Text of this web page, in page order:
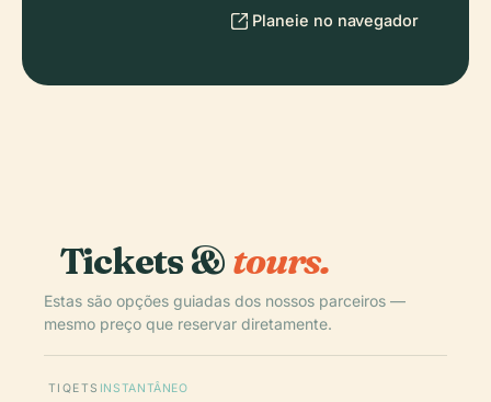
Planeie no navegador
Tickets &tours.
Estas são opções guiadas dos nossos parceiros —
mesmo preço que reservar diretamente.
TIQETS INSTANTÂNEO